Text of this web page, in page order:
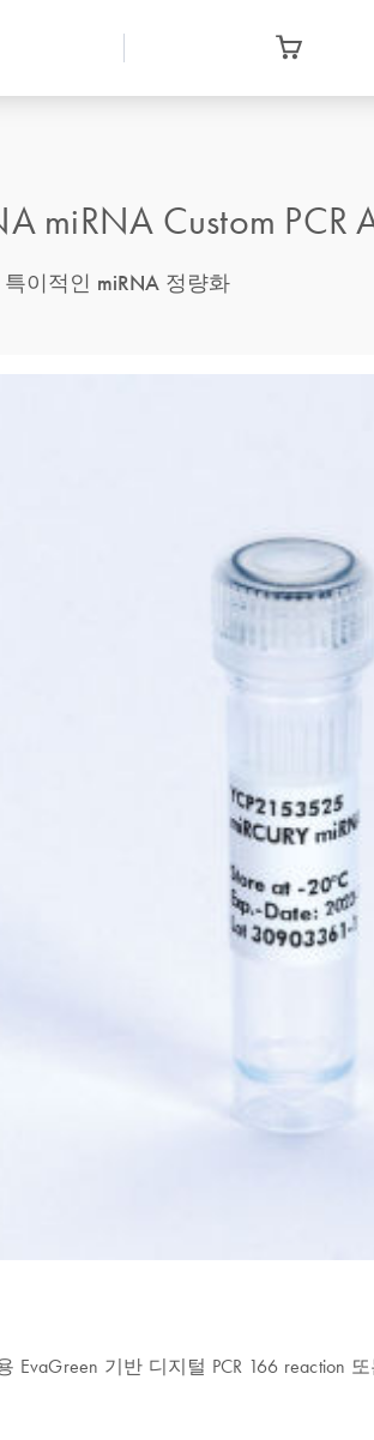
miRNA Custom PCR
이적인 miRNA 정량화
EvaGreen 기반 디지털 PCR 166